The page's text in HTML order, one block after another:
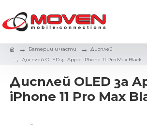
Батерии и части
Дисплей
Дисплей OLED за Apple iPhone 11 Pro Max Black
Дисплей OLED за
iPhone 11 Pro Max